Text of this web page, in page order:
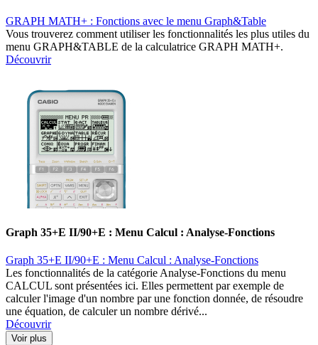
GRAPH MATH+ : Fonctions avec le menu Graph&Table
Vous trouverez comment utiliser les fonctionnalités les plus utiles du
menu GRAPH&TABLE de la calculatrice GRAPH MATH+.
Découvrir
Graph 35+E II/90+E : Menu Calcul : Analyse-Fonctions
Graph 35+E II/90+E : Menu Calcul : Analyse-Fonctions
Les fonctionnalités de la catégorie Analyse-Fonctions du menu
CALCUL sont présentées ici. Elles permettent par exemple de
calculer l'image d'un nombre par une fonction donnée, de résoudre
une équation, de calculer un nombre dérivé...
Découvrir
Voir plus